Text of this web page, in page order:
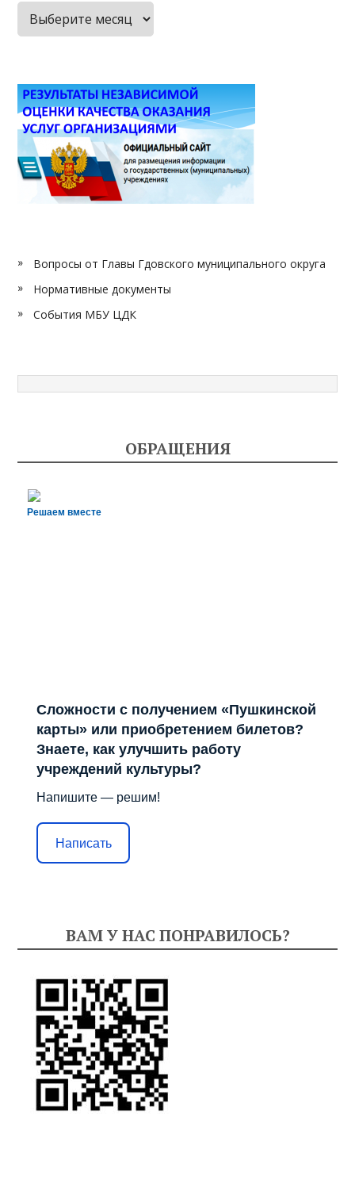
Архив
публикаций
Вопросы от Главы Гдовского муниципального округа
Нормативные документы
События МБУ ЦДК
ОБРАЩЕНИЯ
Решаем вместе
Сложности с получением «Пушкинской
карты» или приобретением билетов?
Знаете, как улучшить работу
учреждений культуры?
Напишите — решим!
Написать
ВАМ У НАС ПОНРАВИЛОСЬ?